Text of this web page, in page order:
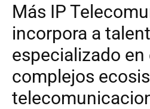
Más IP
incorpora a
especializado en
complejos